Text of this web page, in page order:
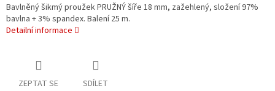
Bavlněný šikmý proužek PRUŽNÝ šíře 18 mm, zažehlený, složení 97%
bavlna + 3% spandex. Balení 25 m.
Detailní informace
ZEPTAT SE SDÍLET